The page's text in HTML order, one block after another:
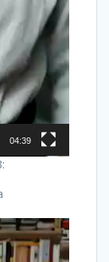
04:39